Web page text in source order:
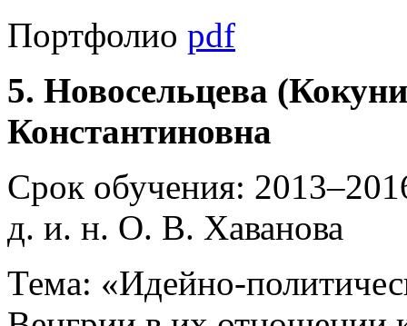
Портфолио pdf
5. Новосельцева
Константиновна
Срок обучения:
д. и. н. О. В. Хаванова
Тема: «Идейно-